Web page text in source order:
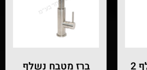
ברז מטבח נשלף 2
ברז מטבח נשלף